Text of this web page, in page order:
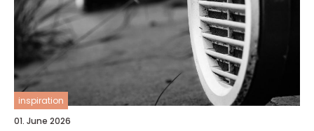
inspiration
01. June 2026